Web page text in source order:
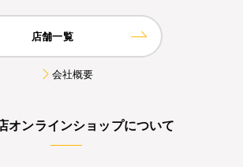
店舗一覧
会社概要
オンラインショップについて